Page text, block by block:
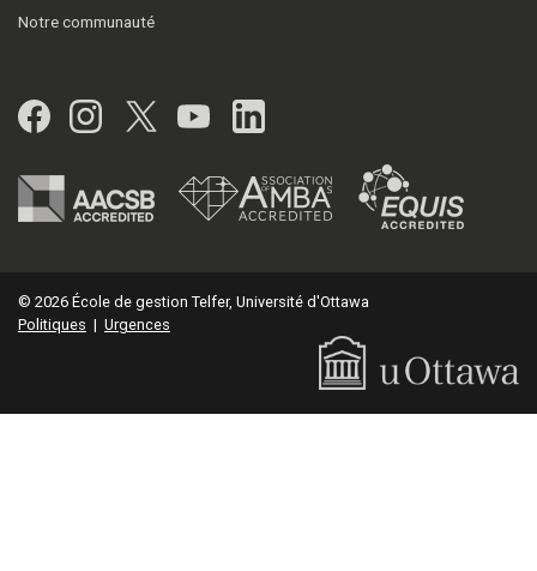
Notre communauté
Facebook
Instagram
Twitter
YouTubeLinkedIn
© 2026 École de gestion Telfer, Université d'Ottawa
Politiques | Urgences